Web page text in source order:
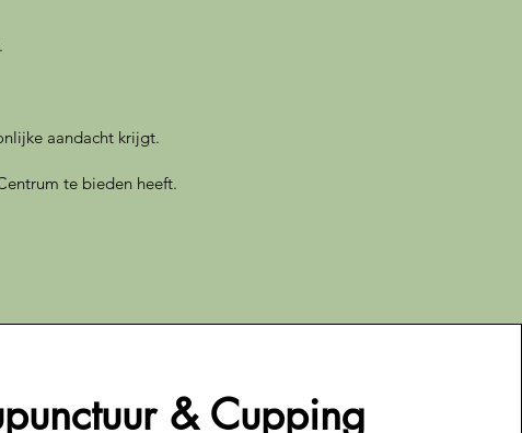
aandacht krijgt.
te bieden heeft.
& Cupping